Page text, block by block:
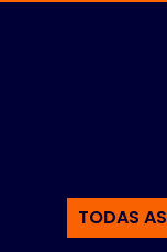
TODAS